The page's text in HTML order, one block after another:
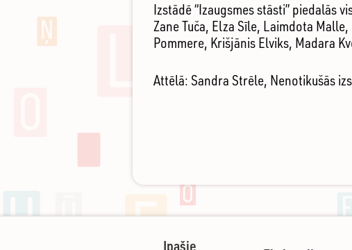
Izstādē “Izaugsmes stāsti” piedalās
Zane Tuča, Elza Sīle, Laimdota
Pommere, Krišjānis Elviks, Madara
Attēlā: Sandra Strēle, Nenotikušās
Ipašie